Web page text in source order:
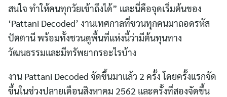
สนใจ ทำให้คนทุกวัยเข้าถึงได้” และนี่คือจุดเริ่มต้นของ
‘Pattani Decoded’ งานเทศกาลที่ชวนทุกคนมาถอดรหัส
ปัตตานี พร้อมทั้งชวนดูพื้นที่แห่งนี้ว่ามีต้นทุนทาง
วัฒนธรรมและมีทรัพยากรอะไรบ้าง
งาน Pattani Decoded จัดขึ้นมาแล้ว 2 ครั้ง โดยครั้งแรกจัด
ขึ้นในช่วงปลายเดือนสิงหาคม 2562 และครั้งที่สองจัดขึ้น